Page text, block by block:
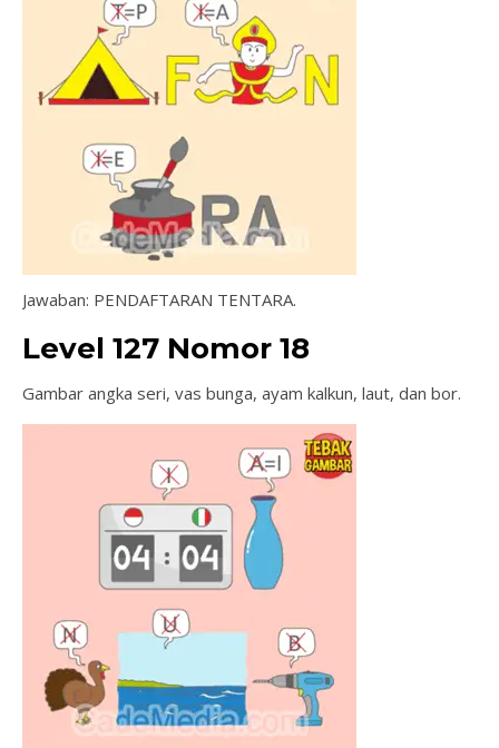
Jawaban: PENDAFTARAN TENTARA.
Level 127 Nomor 18
Gambar angka seri, vas bunga, ayam kalkun, laut, dan bor.